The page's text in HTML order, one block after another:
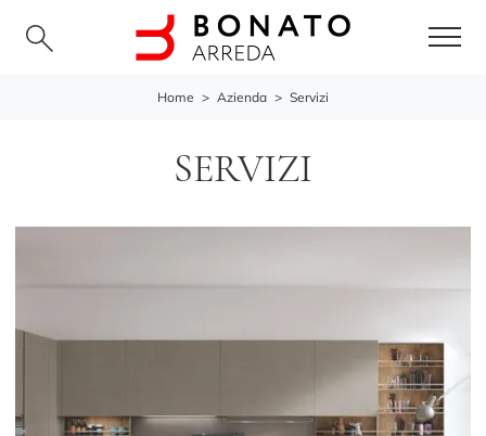
Home > Azienda > Servizi
SERVIZI